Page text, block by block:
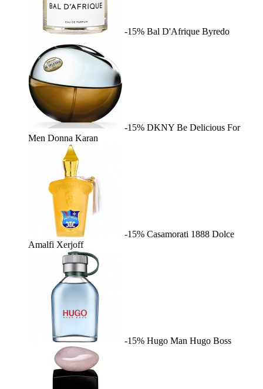
-15% Bal D'Afrique Byredo
-15% DKNY Be Delicious For
Men Donna Karan
-15% Casamorati 1888 Dolce
Amalfi Xerjoff
-15% Hugo Man Hugo Boss